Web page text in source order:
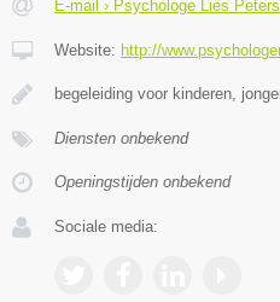
E-mail › Psychologe Lies Peters
Website: http://
begeleiding voor kinderen,
Diensten onbekend
Openingstijden onbekend
Sociale media: